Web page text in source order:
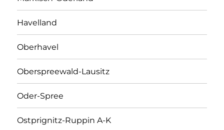
Havelland
Oberhavel
Oberspreewald-Lausitz
Oder-Spree
Ostprignitz-Ruppin A-K